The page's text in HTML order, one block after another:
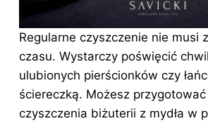
Regularne czyszczenie nie musi
czasu. Wystarczy poświęcić
ulubionych pierścionków czy
ściereczką. Możesz przygotować
czyszczenia biżuterii z mydła w